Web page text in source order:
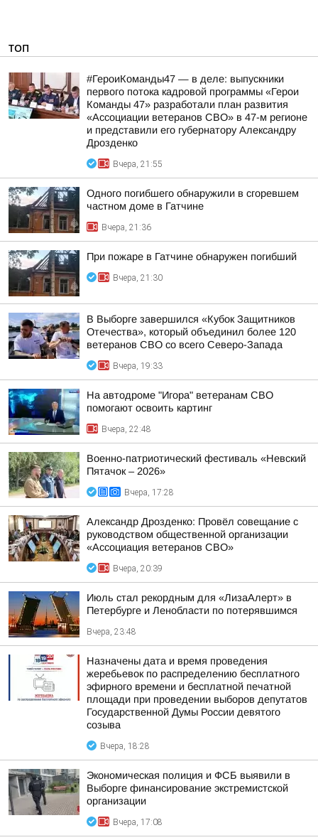
ТОП
#ГероиКоманды47 — в деле: выпускники
первого потока кадровой программы «Герои
Команды 47» разработали план развития
«Ассоциации ветеранов СВО» в 47-м регионе
и представили его губернатору Александру
Дрозденко
Вчера, 21:55
Одного погибшего обнаружили в сгоревшем
частном доме в Гатчине
Вчера, 21:36
При пожаре в Гатчине обнаружен погибший
Вчера, 21:30
В Выборге завершился «Кубок Защитников
Отечества», который объединил более 120
ветеранов СВО со всего Северо-Запада
Вчера, 19:33
На автодроме "Игора" ветеранам СВО
помогают освоить картинг
Вчера, 22:48
Военно-патриотический фестиваль «Невский
Пятачок – 2026»
Вчера, 17:28
Александр Дрозденко: Провёл совещание с
руководством общественной организации
«Ассоциация ветеранов СВО»
Вчера, 20:39
Июль стал рекордным для «ЛизаАлерт» в
Петербурге и Ленобласти по потерявшимся
Вчера, 23:48
Назначены дата и время проведения
жеребьевок по распределению бесплатного
эфирного времени и бесплатной печатной
площади при проведении выборов депутатов
Государственной Думы России девятого
созыва
Вчера, 18:28
Экономическая полиция и ФСБ выявили в
Выборге финансирование экстремистской
организации
Вчера, 17:08